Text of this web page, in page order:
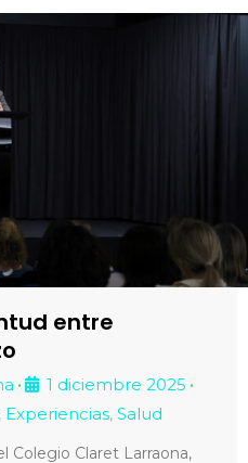
entre
• 1 diciembre 2025 •
Experiencias, Salud
Colegio Claret Larraona,